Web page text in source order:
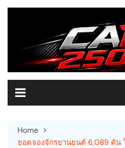
Skip
Home
ยอดจองจักรยานยนต์ 6,089 คัน